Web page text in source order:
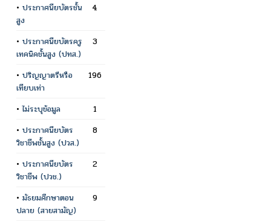
• ประกาศนียบัตรชั้น
สูง
4
• ประกาศนียบัตรครู
เทคนิคชั้นสูง (ปทส.)
3
• ปริญญาตรีหรือ
เทียบเท่า
196
•ไม่ระบุข้อมูล
1
• ประกาศนียบัตร
วิชาชีพชั้นสูง (ปวส.)
8
• ประกาศนียบัตร
วิชาชีพ (ปวช.)
2
• มัธยมศึกษาตอน
ปลาย (สายสามัญ)
9